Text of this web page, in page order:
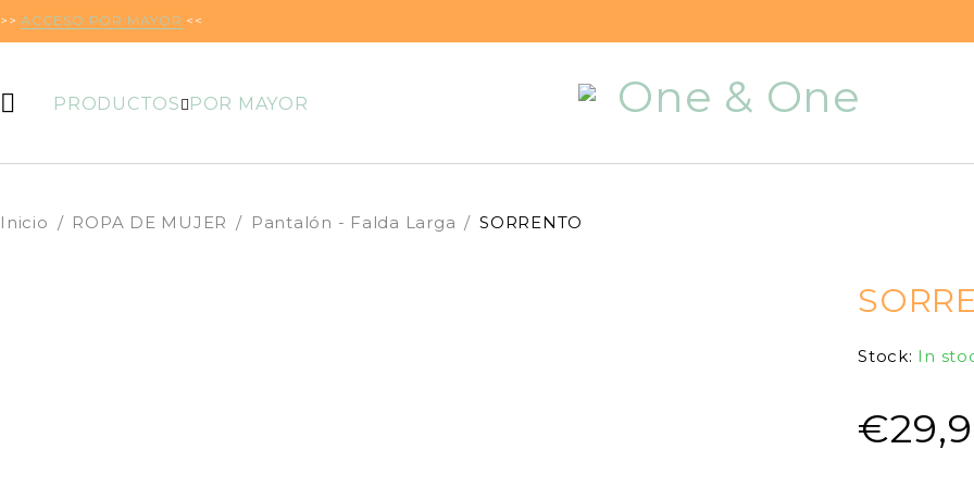
>>ACCESO POR MAYOR <<
PRODUCTOS POR MAYOR
Inicio / ROPA DE MUJER / Pantalón - Falda Larga / SORRENTO
Stock: In
€